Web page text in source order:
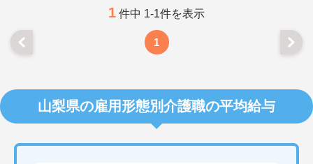
1 件中 1-1件を表示
1
山梨県の雇用形態別介護職の平均給与